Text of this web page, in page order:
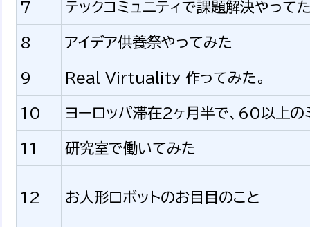
7 テックコミュニティで課題解決やって
8 アイデア供養祭やってみた
9 Real Virtuality 作ってみた。
10 ヨーロッパ滞在2ヶ月半で、60以上の
11 研究室で働いてみた
12 お人形ロボットのお目目のこと